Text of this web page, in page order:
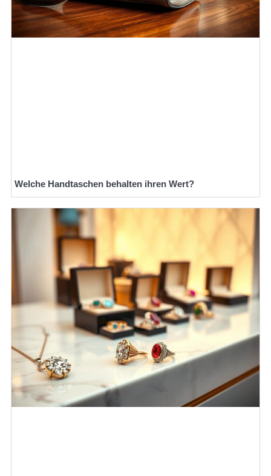
Welche Handtaschen behalten ihren Wert?